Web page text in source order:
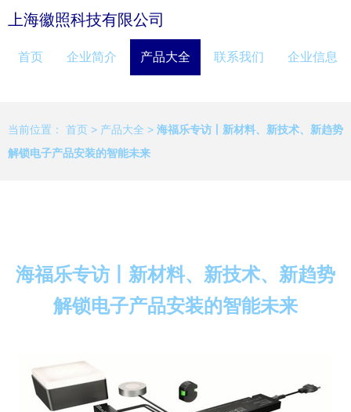
上海徽照科技有限公司
首页 企业简介 产品大全 联系我们 企业信息
当前位置： 首页 > 产品大全 > 海福乐专访丨新材料、新技术、新趋势
解锁电子产品安装的智能未来
海福乐专访丨新材料、新技术、新趋势
解锁电子产品安装的智能未来